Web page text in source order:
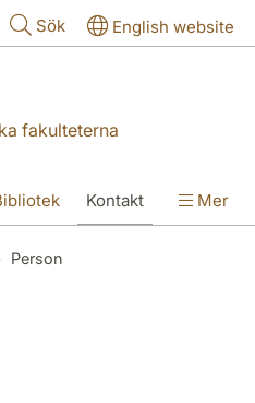
Sök English website
fakulteterna
Kontakt Mer
Person